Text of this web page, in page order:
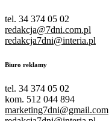
tel. 34 374 05 02
redakcja@7dni.com.pl
redakcja7dni@interia.pl
Biuro reklamy
tel. 34 374 05 02
kom. 512 044 894
marketing7dni@gmail.com